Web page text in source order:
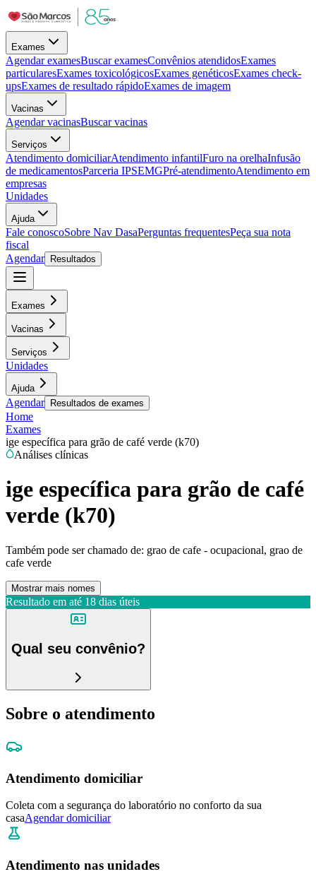
Exames
Agendar examesBuscar examesConvênios atendidosExames
particularesExames toxicológicosExames genéticosExames check-
upsExames de resultado rápidoExames de imagem
Vacinas
Agendar vacinasBuscar vacinas
Serviços
Atendimento domiciliarAtendimento infantilFuro na orelhaInfusão
de medicamentosParceria IPSEMGPré-atendimentoAtendimento em
empresas
Unidades
Ajuda
Fale conoscoSobre Nav DasaPerguntas frequentesPeça sua nota
fiscal
Agendar
Resultados
Exames
Vacinas
Serviços
Unidades
Ajuda
Agendar Resultados de exames
Home
Exames
ige específica para grão de café verde (k70)
Análises clínicas
ige específica para grão de café
verde (k70)
Também pode ser chamado de: grao de cafe - ocupacional, grao de
cafe verde
Mostrar mais nomes
Resultado em até 18 dias úteis
Qual seu convênio?
Sobre o atendimento
Atendimento domiciliar
Coleta com a segurança do laboratório no conforto da sua
casaAgendar domiciliar
Atendimento nas unidades